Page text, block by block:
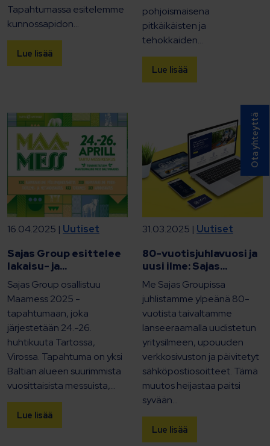
Tapahtumassa esitelemme
kunnossapidon...
Lue lisää
pohjoismaisena
pitkäikäisten ja
tehokkaiden...
Lue lisää
16.04.2025 | Uutiset
Sajas Group esittelee
lakaisu- ja...
Sajas Group osallistuu
Maamess 2025 -
tapahtumaan, joka
järjestetään 24.-26.
huhtikuuta Tartossa,
Virossa. Tapahtuma on yksi
Baltian alueen suurimmista
vuosittaisista messuista,...
Lue lisää
31.03.2025 | Uutiset
80-vuotisjuhlavuosi ja
uusi ilme: Sajas...
Me Sajas Groupissa
juhlistamme ylpeänä 80-
vuotista taivaltamme
lanseeraamalla uudistetun
yritysilmeen, upouuden
verkkosivuston ja päivitetyt
sähköpostiosoitteet. Tämä
muutos heijastaa paitsi
syvään...
Lue lisää
Ota yhteyttä